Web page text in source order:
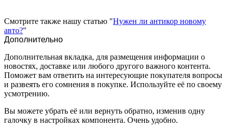
Смотрите также нашу статью "Нужен ли антикор новому
авто?"
Дополнительно
Дополнительная вкладка, для размещения информации о
новостях, доставке или любого другого важного контента.
Поможет вам ответить на интересующие покупателя вопросы
и развеять его сомнения в покупке. Используйте её по своему
усмотрению.
Вы можете убрать её или вернуть обратно, изменив одну
галочку в настройках компонента. Очень удобно.